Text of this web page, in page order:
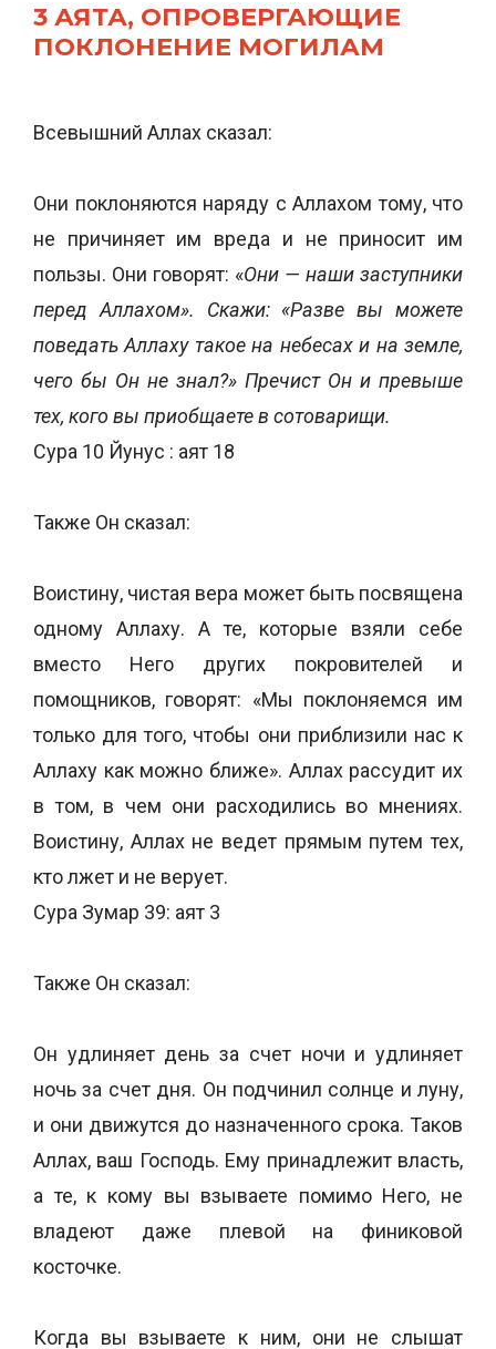
3 АЯТА, ОПРОВЕРГАЮЩИЕ
ПОКЛОНЕНИЕ МОГИЛАМ
Всевышний Аллах сказал:
Они поклоняются наряду с Аллахом тому, что
не причиняет им вреда и не приносит им
пользы. Они говорят: «Они — наши заступники
перед Аллахом». Скажи: «Разве вы можете
поведать Аллаху такое на небесах и на земле,
чего бы Он не знал?» Пречист Он и превыше
тех, кого вы приобщаете в сотоварищи.
Сура 10 Йунус : аят 18
Также Он сказал:
Воистину, чистая вера может быть посвящена
одному Аллаху. А те, которые взяли себе
вместо Него других покровителей и
помощников, говорят: «Мы поклоняемся им
только для того, чтобы они приблизили нас к
Аллаху как можно ближе». Аллах рассудит их
в том, в чем они расходились во мнениях.
Воистину, Аллах не ведет прямым путем тех,
кто лжет и не верует.
Сура Зумар 39: аят 3
Также Он сказал:
Он удлиняет день за счет ночи и удлиняет
ночь за счет дня. Он подчинил солнце и луну,
и они движутся до назначенного срока. Таков
Аллах, ваш Господь. Ему принадлежит власть,
а те, к кому вы взываете помимо Него, не
владеют даже плевой на финиковой
косточке.
Когда вы взываете к ним, они не слышат